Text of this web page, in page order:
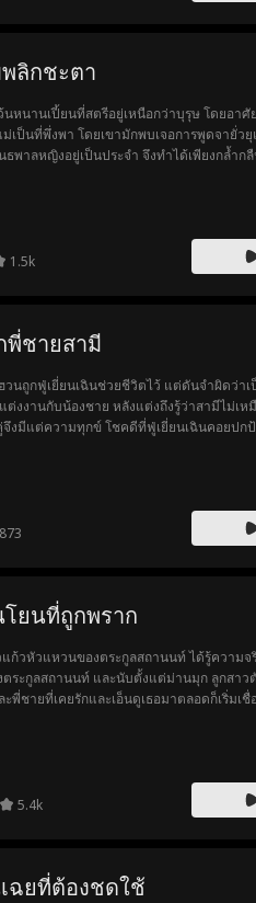
ลิกชะตา
หนานเปี้ยนที่สตรีอยู่เหนือกว่าบุรุษ โดยอาศั
ม่เป็นที่พึ่งพา โดยเขามักพบเจอการพูดจายั่วยุ
พาลหญิงอยู่เป็นประจำ จึงทำได้เพียงกล้ำก
การเข้าร่วมงานชุมนุมเทพนักรบ ทว่าเขากลั
เองที่ลานเทพนักรบทีละนิด...
1.5k
พี่ชายสามี
วนถูกฟู่เยี่ยนเฉินช่วยชีวิตไว้ แต่ดันจำผิดว่า
ต่งงานกับน้องชาย หลังแต่งถึงรู้ว่าสามีไม่เห
งมีแต่ความทุกข์ โชคดีที่ฟู่เยี่ยนเฉินคอยปกป้อ
873
ยนที่ถูกพราก
ก้วหัวแหวนของตระกูลสถานนท์ ได้รู้ความจ
ตระกูลสถานนท์ และนับตั้งแต่ม่านมุก ลูกสาว
พี่ชายที่เคยรักและเอ็นดูเธอมาตลอดก็เริ่มเชื่
งสามปี และกลายเป็นคนพิการตลอดชีวิตไม่ส
ชชาถูกตระกูลสถานนท์รับกลับมา พวกเขาก็
งคนนั้น ตอนนี้กลับทำตัวห่างเหินไปเสียแล้ว
5.4k
ฉยที่ต้องชดใช้